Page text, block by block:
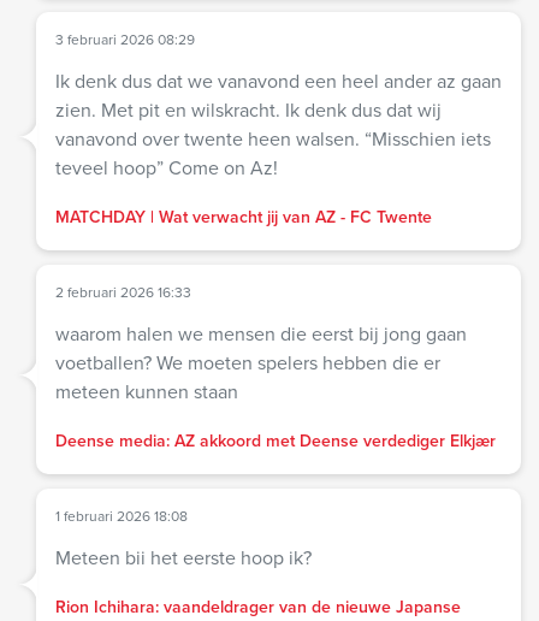
3 februari 2026 08:29
Ik denk dus dat we vanavond een heel ander az gaan
zien. Met pit en wilskracht. Ik denk dus dat wij
vanavond over twente heen walsen. “Misschien iets
teveel hoop” Come on Az!
MATCHDAY | Wat verwacht jij van AZ - FC Twente
2 februari 2026 16:33
waarom halen we mensen die eerst bij jong gaan
voetballen? We moeten spelers hebben die er
meteen kunnen staan
Deense media: AZ akkoord met Deense verdediger Elkjær
1 februari 2026 18:08
Meteen bii het eerste hoop ik?
Rion Ichihara: vaandeldrager van de nieuwe Japanse